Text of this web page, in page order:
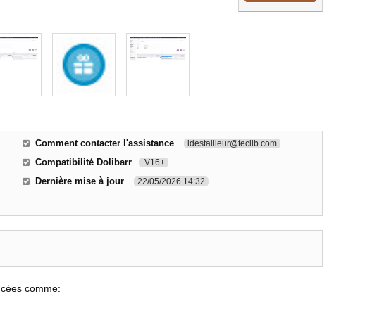
Comment contacter l'assistance ldestailleur@teclib.com
Compatibilité Dolibarr V16+
Dernière mise à jour 22/05/2026 14:32
comme: